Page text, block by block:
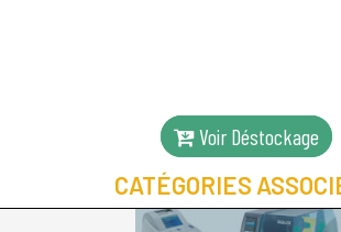
Voir Déstockage
CATÉGORIES